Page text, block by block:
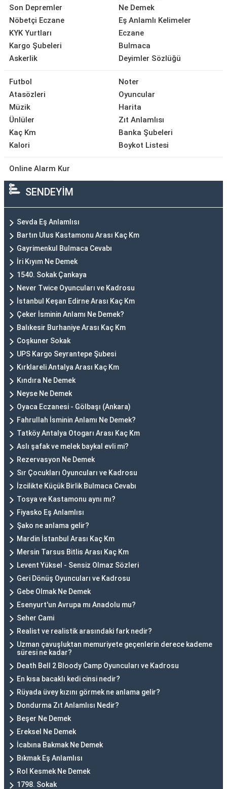
Son Depremler
Nöbetçi Eczane
KYK Yurtları
Kargo Şubeleri
Askerlik
Ne Demek
Eş Anlamlı Kelimeler
Eczane
Bulmaca
Deyimler Sözlüğü
Futbol
Atasözleri
Müzik
Ünlüler
Kaç Km
Kalori
Noter
Oyuncular
Harita
Zıt Anlamlısı
Banka Şubeleri
Boykot Listesi
Online Alarm Kur
SENDEYİM
Sevda Eş Anlamlısı
Bartın Ulus Kastamonu Arası Kaç Km
Gayrimenkul Bulmaca Cevabı
İri Kıyım Ne Demek
1540. Sokak Çankaya
Never Twice Oyuncuları ve Kadrosu
İstanbul Keşan Edirne Arası Kaç Km
Çeker İsminin Anlamı Ne Demek?
Balıkesir Burhaniye Arası Kaç Km
Coşkuner Sokak
UPS Kargo Seyrantepe Şubesi
Kırklareli Antalya Arası Kaç Km
Kındıra Ne Demek
Neyse Ne Demek
Oyaca Eczanesi - Gölbaşı (Ankara)
Fahrullah İsminin Anlamı Ne Demek?
Tatköy Antalya Otogarı Arası Kaç Km
Aslı şafak ve melek baykal evli mi?
Rezervasyon Ne Demek
Sır Çocukları Oyuncuları ve Kadrosu
İzcilikte Küçük Birlik Bulmaca Cevabı
Tosya ve Kastamonu aynı mı?
Fiyasko Eş Anlamlısı
Şako ne anlama gelir?
Mardin İstanbul Arası Kaç Km
Mersin Tarsus Bitlis Arası Kaç Km
Levent Yüksel - Sensiz Olmaz Sözleri
Geri Dönüş Oyuncuları ve Kadrosu
Gebe Olmak Ne Demek
Esenyurt'un Avrupa mı Anadolu mu?
Seher Cami
Realist ve realistik arasındaki fark nedir?
Uzman çavuşluktan memuriyete geçenlerin derece kademe
süresi ne kadar?
Death Bell 2 Bloody Camp Oyuncuları ve Kadrosu
En kısa bacaklı kedi cinsi nedir?
Rüyada üvey kızını görmek ne anlama gelir?
Dondurma Zıt Anlamlısı Nedir?
Beşer Ne Demek
Ereksel Ne Demek
İcabına Bakmak Ne Demek
Bıkmak Eş Anlamlısı
Rol Kesmek Ne Demek
1798. Sokak